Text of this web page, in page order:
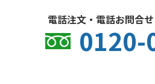
電話注文・電話お問合せ
0120-